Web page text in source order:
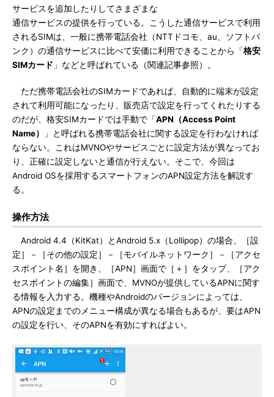
サービスを追加したりしてさまざまな
通信サービスの提供を行っている。こうした通信サービスで利用
されるSIMは、一般に携帯電話会社（NTTドコモ、au、ソフトバ
ンク）の通信サービスに比べて安価に利用できることから「格安
SIMカード 」などと呼ばれている（関連記事参照）。
ただ携帯電話会社のSIMカードであれば、自動的に端末が設定
されて利用可能になったり、販売店で設定を行ってくれたりする
のだが、格安SIMカードでは手動で「APN（Access Point
Name）
」と呼ばれる携帯電話会社に関する設定を行わなければ
ならない。これはMVNOやサービスごとに設定方法が異なってお
り、正確に設定しないと通信が行えない。そこで、今回は
Android OSを採用するスマートフォンのAPN設定方法を解説す
る。
操作方法
Android 4.4（KitKat）とAndroid 5.x（Lollipop）の場合、［設
定］－［その他の設定］－［モバイルネットワーク］－［アクセ
スポイント名］を開き、［APN］画面で［＋］をタップ、［アク
セスポイントの編集］画面で、MVNOが提供しているAPNに関す
る情報を入力する。機種やAndroidのバージョンによっては、
APNの設定までのメニュー構成が異なる場合もあるが、要はAPN
の設定を行い、そのAPNを有効にすればよい。